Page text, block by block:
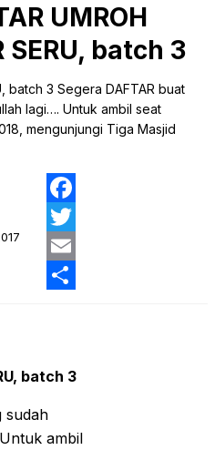
UMROH
SERU, batch 3
batch 3 Segera DAFTAR buat
lagi…. Untuk ambil seat
mengunjungi Tiga Masjid
batch 3
sudah
ambil